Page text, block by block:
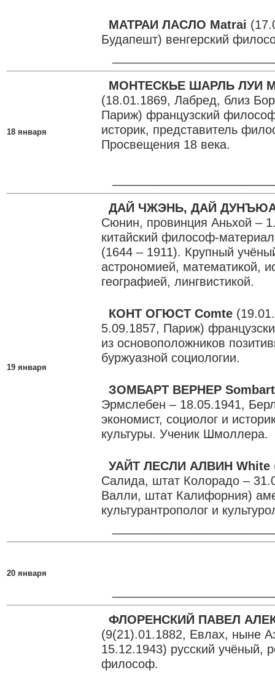
МАТРАИ ЛАСЛО Matrai
Будапешт) венгерский
18 января
МОНТЕСКЬЕ ШАРЛЬ ЛУИ
(18.01.1869, Лабред, близ
Париж) французский
историк, представитель
Просвещения 18 века.
19 января
ДАЙ ЧЖЭНЬ, ДАЙ
Сюнин, провинция Аньхой –
китайский философ-
(1644 – 1911). Крупный
астрономией, математикой,
географией, лингвистикой.
КОНТ ОГЮСТ Comte
5.09.1857, Париж)
из основоположников
буржуазной социологии.
ЗОМБАРТ ВЕРНЕР Sombart
Эрмслебен – 18.05.1941,
экономист, социолог и
культуры. Ученик Шмоллера.
УАЙТ ЛЕСЛИ АЛВИН White
Салида, штат Колорадо –
Валли, штат Калифорния)
культурантрополог и
20 января
ФЛОРЕНСКИЙ ПАВЕЛ
(9(21).01.1882, Евлах, ныне
15.12.1943) русский учёный,
философ.